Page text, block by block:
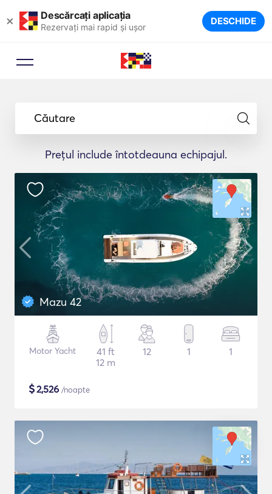
× Descărcați aplicația
Rezervați mai rapid și ușor DESCHIDE
Căutare
Prețul include întotdeauna echipajul.
Mazu 42
Motor Yacht
41 ft
12 m
12 1 1
$2,526 /noapte